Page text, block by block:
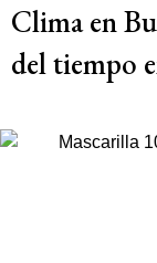
Clima en
del tiempo